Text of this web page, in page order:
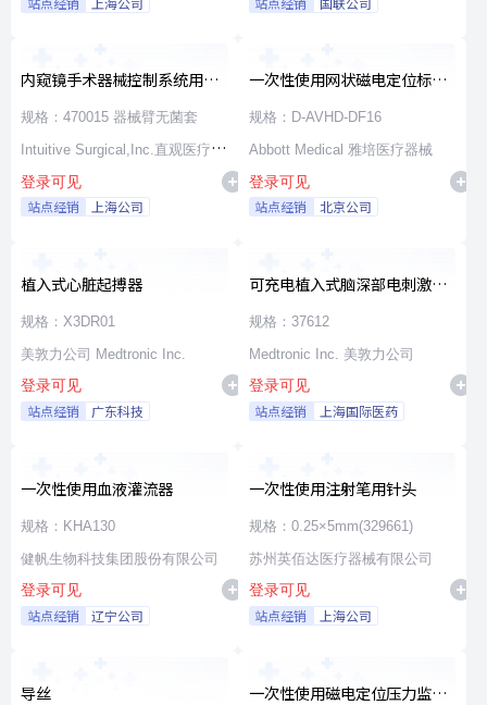
内窥镜手术器械控制系统用无
源器械和附件
规格：470015 器械臂无菌套
Intuitive Surgical,Inc.直观医疗公
司
登录可见
站点经销 上海公司
一次性使用网状磁电定位标测
导管
规格：D-AVHD-DF16
Abbott Medical 雅培医疗器械
登录可见
站点经销 北京公司
植入式心脏起搏器
规格：X3DR01
美敦力公司 Medtronic Inc.
登录可见
站点经销 广东科技
可充电植入式脑深部电刺激脉
冲发生器套件
规格：37612
Medtronic Inc. 美敦力公司
登录可见
站点经销 上海国际医药
一次性使用血液灌流器
规格：KHA130
健帆生物科技集团股份有限公司
登录可见
站点经销 辽宁公司
一次性使用注射笔用针头
规格：0.25×5mm(329661)
苏州英佰达医疗器械有限公司
登录可见
站点经销 上海公司
导丝
一次性使用磁电定位压力监测